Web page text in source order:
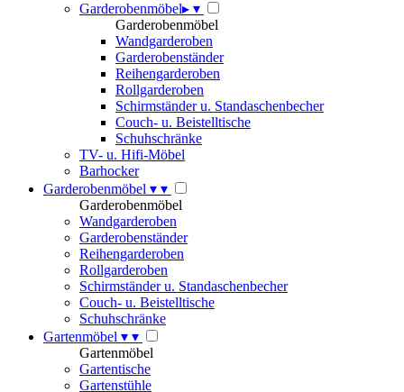
Garderobenmöbel▸ ▾
Garderobenmöbel
Wandgarderoben
Garderobenständer
Reihengarderoben
Rollgarderoben
Schirmständer u. Standaschenbecher
Couch- u. Beistelltische
Schuhschränke
TV- u. Hifi-Möbel
Barhocker
Garderobenmöbel ▾ ▾
Garderobenmöbel
Wandgarderoben
Garderobenständer
Reihengarderoben
Rollgarderoben
Schirmständer u. Standaschenbecher
Couch- u. Beistelltische
Schuhschränke
Gartenmöbel ▾ ▾
Gartenmöbel
Gartentische
Gartenstühle